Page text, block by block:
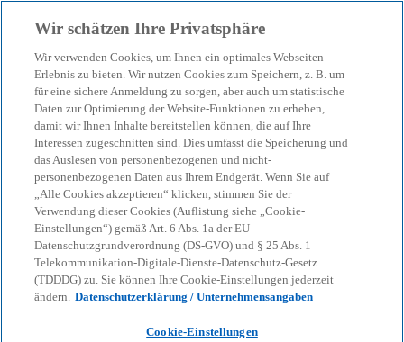
menu search
Wie KPI-Transparenz die
Finanzierungskraft von
Energieunternehmen
stärken kann
Standardisierte Kennzahlen und normierte
Datenräume erleichtern Stadtwerken und
Wir schätzen Ihre Privatsphäre
Wir verwenden Cookies, um Ihnen ein optimales Webseiten-
Erlebnis zu bieten. Wir nutzen Cookies zum Speichern, z. B. um
für eine sichere Anmeldung zu sorgen, aber auch um statistische
Daten zur Optimierung der Website-Funktionen zu erheben,
damit wir Ihnen Inhalte bereitstellen können, die auf Ihre
Interessen zugeschnitten sind. Dies umfasst die Speicherung und
das Auslesen von personenbezogenen und nicht-
personenbezogenen Daten aus Ihrem Endgerät. Wenn Sie auf
„Alle Cookies akzeptieren“ klicken, stimmen Sie der
Verwendung dieser Cookies (Auflistung siehe „Cookie-
Einstellungen“) gemäß Art. 6 Abs. 1a der EU-
Datenschutzgrundverordnung (DS-GVO) und § 25 Abs. 1
Telekommunikation-Digitale-Dienste-Datenschutz-Gesetz
(TDDDG) zu. Sie können Ihre Cookie-Einstellungen jederzeit
ändern. Datenschutzerklärung / Unternehmensangaben
Cookie-Einstellungen